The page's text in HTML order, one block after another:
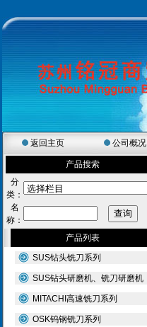
返回主页 公司概况
产品搜索
分
类：
名
称：
产品列表
SUS钻头铣刀系列
SUS钻头研磨机、铣刀研磨机
MITACHI高速铣刀系列
OSK钨钢铣刀系列